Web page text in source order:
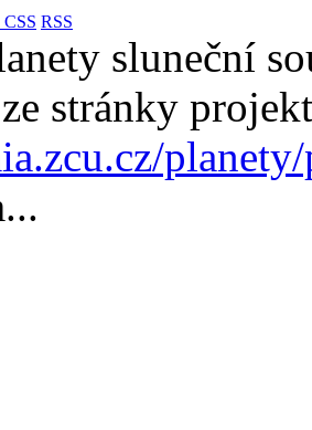
CSS RSS
sluneční
stránky